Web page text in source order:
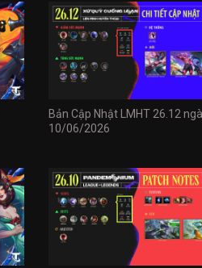
Bản Cập Nhật LMHT 26.12
10/06/2026